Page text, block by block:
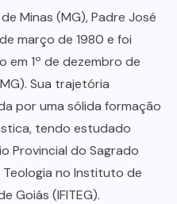
Minas (MG), Padre José
março de 1980 e foi
1º de dezembro de
Sua trajetória
por uma sólida formação
tendo estudado
Provincial do Sagrado
no Instituto de
Goiás (IFITEG).